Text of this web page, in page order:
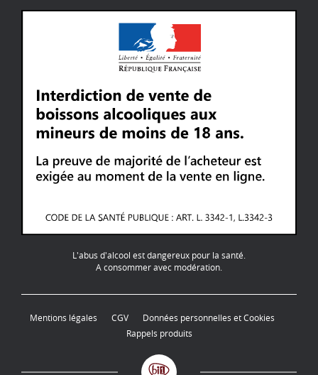
L'abus d'alcool est dangereux pour la santé.
A consommer avec modération.
Mentions légales CGV
Données personnelles et Cookies
Rappels produits